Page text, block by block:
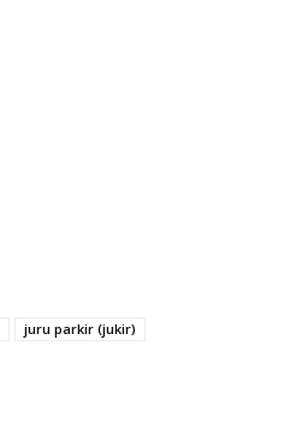
juru parkir (jukir)